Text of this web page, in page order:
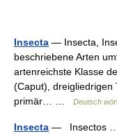
Insecta — Insecta,
beschriebene Arten
artenreichste Klasse
(Caput), dreigliedrigen
primär… …
Deutsch
Insecta — Insectos